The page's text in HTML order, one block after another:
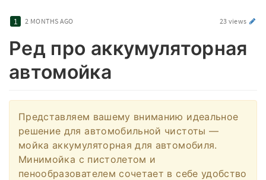
2 MONTHS AGO 23 views
Ред про аккумуляторная
автомойка
Представляем вашему вниманию идеальное
решение для автомобильной чистоты —
мойка аккумуляторная для автомобиля.
Минимойка с пистолетом и
пенообразователем сочетает в себе удобство